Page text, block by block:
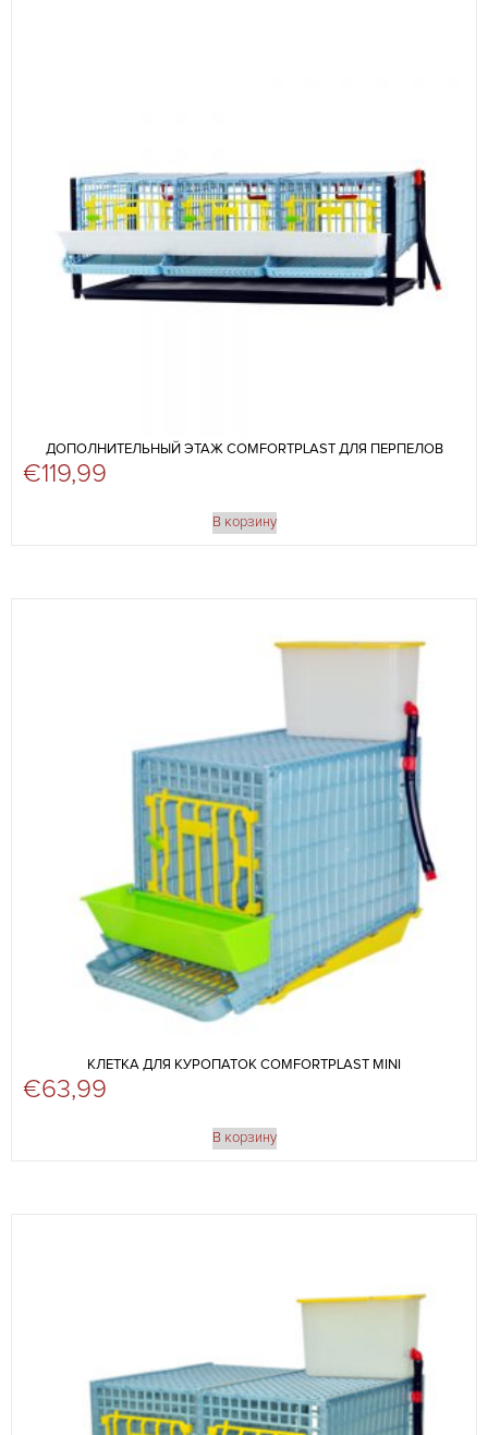
ДОПОЛНИТЕЛЬНЫЙ ЭТАЖ COMFORTPLAST ДЛЯ ПЕРПЕЛОВ
€119,99
В корзину
КЛЕТКА ДЛЯ КУРОПАТОК COMFORTPLAST MINI
€63,99
В корзину